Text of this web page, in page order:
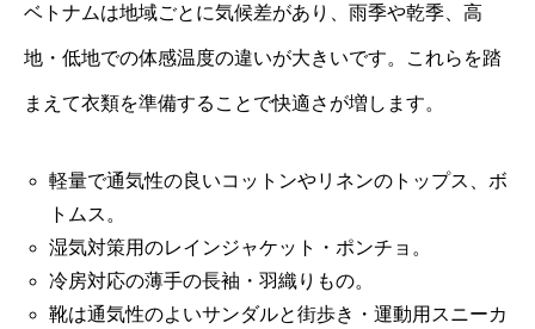
ベトナムは地域ごとに気候差があり、雨季や乾季、高
地・低地での体感温度の違いが大きいです。これらを踏
まえて衣類を準備することで快適さが増します。
軽量で通気性の良いコットンやリネンのトップス、ボ
トムス。
湿気対策用のレインジャケット・ポンチョ。
冷房対応の薄手の長袖・羽織りもの。
靴は通気性のよいサンダルと街歩き・運動用スニーカ